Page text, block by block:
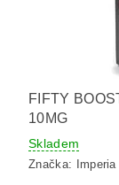
FIFTY
10MG
Skladem
Značka: Imperia